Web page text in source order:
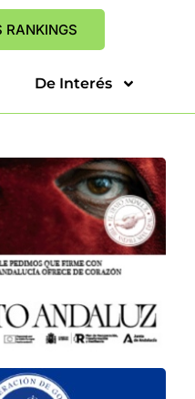
RANKINGS
De Interés